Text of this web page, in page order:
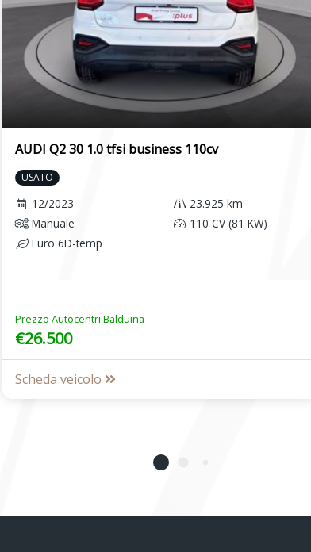
AUDI Q2 30 1.0 tfsi business 110cv
USATO
12/2023
23.925 km
Manuale
110 CV (81 KW)
Euro 6D-temp
Prezzo Autocentri Balduina
€26.500
Scheda veicolo